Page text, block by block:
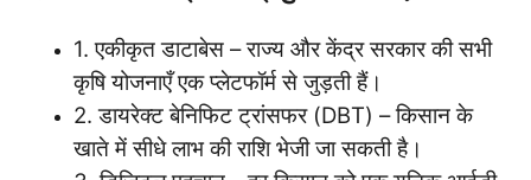
1. एकीकृत डाटाबेस – राज्य और केंद्र सरकार की सभी
कृषि योजनाएँ एक प्लेटफॉर्म से जुड़ती हैं।
2. डायरेक्ट बेनिफिट ट्रांसफर (DBT) – किसान के
खाते में सीधे लाभ की राशि भेजी जा सकती है।